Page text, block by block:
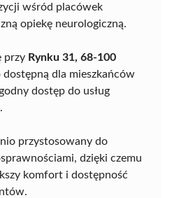
wśród placówek
opiekę neurologiczną.
przy Rynku 31, 68-100
dostępną dla mieszkańców
dostęp do usług
przystosowany do
dzięki czemu
komfort i dostępność